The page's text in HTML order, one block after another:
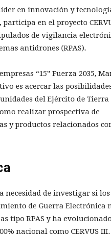
en innovación y
en el proyecto
de vigilancia
antidrones (RPAS).
“15” Fuerza 2035,
es acercar las
del Ejército de Tierra
realizar prospectiva de
y productos relacionados
necesidad de investigar si los
de Guerra Electrónica
tipo RPAS y ha evolucionado
nacional como CERVUS III.